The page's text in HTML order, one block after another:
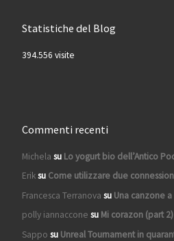
Statistiche del Blog
394.556 visite
Commenti recenti
Michela su Lo yogurt bio dell’Antico
Eriksu Come utilizzare due
Francesca Terranova su Una canzone
polly iannaccone su Mi corazon (part 2)
Sappo su Unreal Tournament in